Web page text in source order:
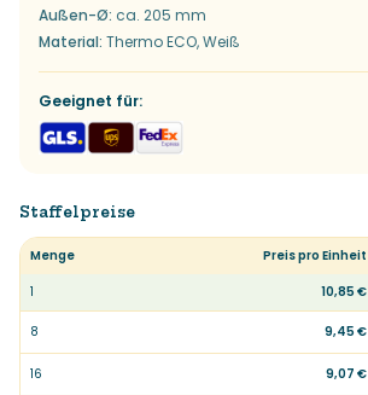
Außen-Ø: ca. 205 mm
Material: Thermo ECO, Weiß
Geeignet für:
Staffelpreise
Menge Preis pro Einheit
1
10,85 €
8 9,45 €
16 9,07 €